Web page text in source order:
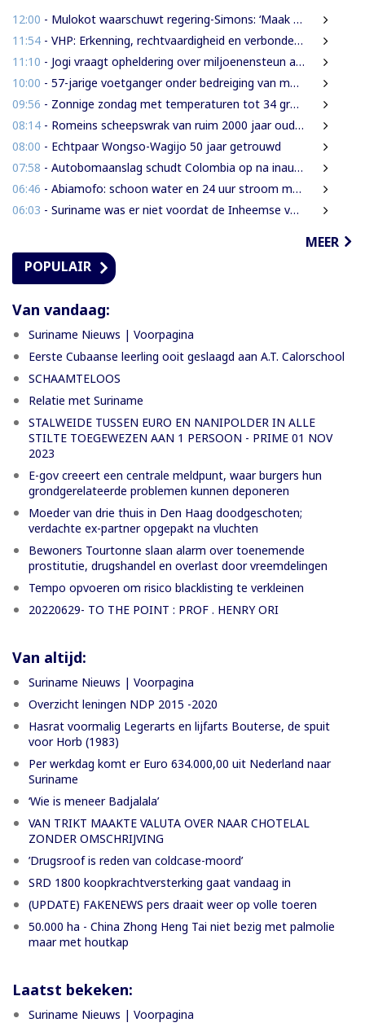
12:00 - Mulokot waarschuwt regering-Simons: ‘Maak van 5-kilometerwet geen uitstel van echte grondenrechten’
11:54 - VHP: Erkenning, rechtvaardigheid en verbondenheid op 9 augustus
11:10 - Jogi vraagt opheldering over miljoenensteun aan SLM en behaalde resultaten
10:00 - 57-jarige voetganger onder bedreiging van mes beroofd van mobiele telefoon
09:56 - Zonnige zondag met temperaturen tot 34 graden
08:14 - Romeins scheepswrak van ruim 2000 jaar oud ontdekt bij Sicilië
08:00 - Echtpaar Wongso-Wagijo 50 jaar getrouwd
07:58 - Autobomaanslag schudt Colombia op na inauguratie van hardline president
06:46 - Abiamofo: schoon water en 24 uur stroom moeten ook afgelegen dorpen bereiken
06:03 - Suriname was er niet voordat de Inheemse volken er waren
MEER
POPULAIR
Van vandaag:
Suriname Nieuws | Voorpagina
Eerste Cubaanse leerling ooit geslaagd aan A.T. Calorschool
SCHAAMTELOOS
Relatie met Suriname
STALWEIDE TUSSEN EURO EN NANIPOLDER IN ALLE
STILTE TOEGEWEZEN AAN 1 PERSOON - PRIME 01 NOV
2023
E-gov creeert een centrale meldpunt, waar burgers hun
grondgerelateerde problemen kunnen deponeren
Moeder van drie thuis in Den Haag doodgeschoten;
verdachte ex-partner opgepakt na vluchten
Bewoners Tourtonne slaan alarm over toenemende
prostitutie, drugshandel en overlast door vreemdelingen
Tempo opvoeren om risico blacklisting te verkleinen
20220629- TO THE POINT : PROF . HENRY ORI
Van altijd:
Suriname Nieuws | Voorpagina
Overzicht leningen NDP 2015 -2020
Hasrat voormalig Legerarts en lijfarts Bouterse, de spuit
voor Horb (1983)
Per werkdag komt er Euro 634.000,00 uit Nederland naar
Suriname
‘Wie is meneer Badjalala’
VAN TRIKT MAAKTE VALUTA OVER NAAR CHOTELAL
ZONDER OMSCHRIJVING
’Drugsroof is reden van coldcase-moord’
SRD 1800 koopkrachtversterking gaat vandaag in
(UPDATE) FAKENEWS pers draait weer op volle toeren
50.000 ha - China Zhong Heng Tai niet bezig met palmolie
maar met houtkap
Laatst bekeken:
Suriname Nieuws | Voorpagina